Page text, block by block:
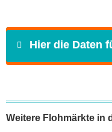
Hier die Daten
Weitere Flohmärkte in